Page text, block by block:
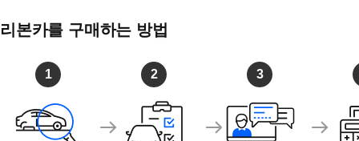
리본카를 구매하는 방법
1 2 3